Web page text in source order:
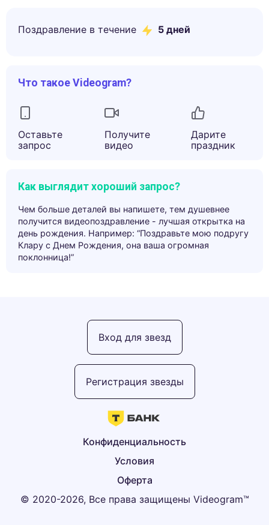
Поздравление в течение 5 дней
Что такое Videogram?
Оставьте
запрос
Получите
видео
Дарите
праздник
Как выглядит хороший запрос?
Чем больше деталей вы напишете, тем душевнее
получится видеопоздравление - лучшая открытка на
день рождения. Например: “Поздравьте мою подругу
Клару с Днем Рождения, она ваша огромная
поклонница!”
© 2020-2026, Все права защищены Videogram™
Оферта
Условия
Конфиденциальность
Регистрация звезды
Вход для звезд